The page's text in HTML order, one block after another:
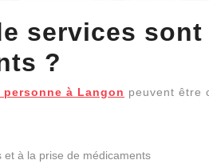
services
?
à Langon peuvent être
et à la prise de médicaments